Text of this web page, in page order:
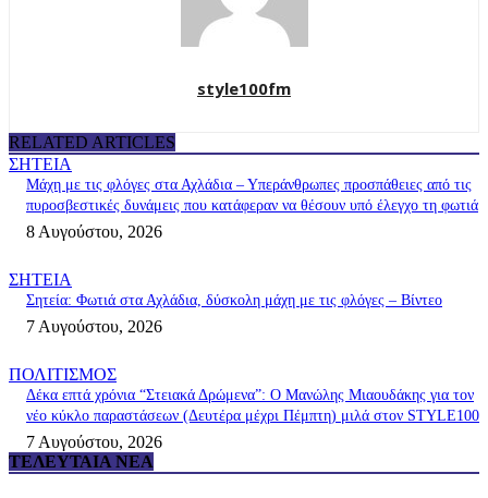
style100fm
RELATED ARTICLES
ΣΗΤΕΙΑ
Μάχη με τις φλόγες στα Αχλάδια – Υπεράνθρωπες προσπάθειες από τις
πυροσβεστικές δυνάμεις που κατάφεραν να θέσουν υπό έλεγχο τη φωτιά
8 Αυγούστου, 2026
ΣΗΤΕΙΑ
Σητεία: Φωτιά στα Αχλάδια, δύσκολη μάχη με τις φλόγες – Βίντεο
7 Αυγούστου, 2026
ΠΟΛΙΤΙΣΜΟΣ
Δέκα επτά χρόνια “Στειακά Δρώμενα”: Ο Μανώλης Μιαουδάκης για τον
νέο κύκλο παραστάσεων (Δευτέρα μέχρι Πέμπτη) μιλά στον STYLE100
7 Αυγούστου, 2026
ΤΕΛΕΥΤΑΊΑ ΝΈΑ